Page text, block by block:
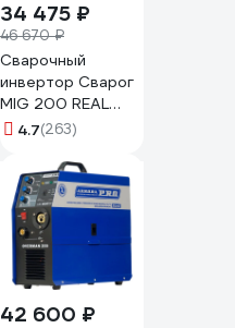
34 475 ₽
46 670 ₽
Сварочный
инвертор Сварог
MIG 200 REAL
N24002N Black
95883
4.7(263)
42 600 ₽